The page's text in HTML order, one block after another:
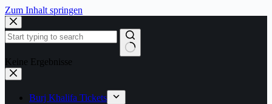
Zum Inhalt springen
Keine Ergebnisse
Burj Khalifa Tickets